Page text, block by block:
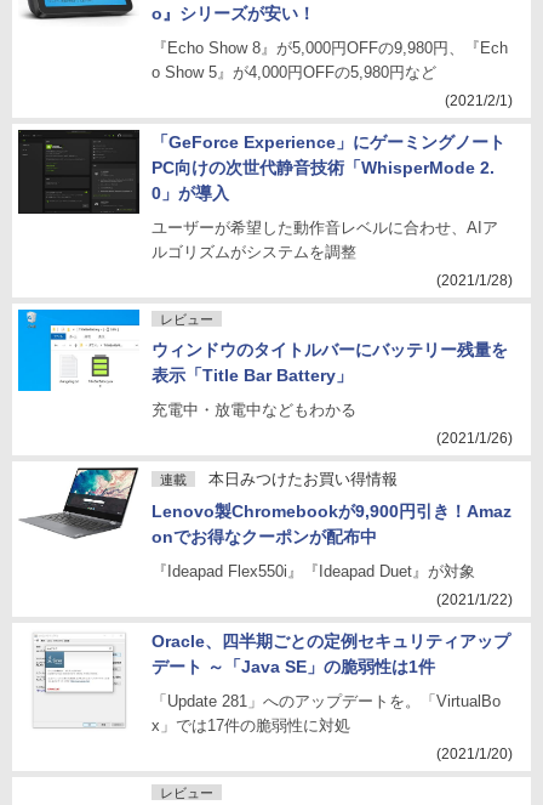
o』シリーズが安い！
『Echo Show 8』が5,000円OFFの9,980円、『Ech
o Show 5』が4,000円OFFの5,980円など
(2021/2/1)
「GeForce Experience」にゲーミングノート
PC向けの次世代静音技術「WhisperMode 2.
0」が導入
ユーザーが希望した動作音レベルに合わせ、AIア
ルゴリズムがシステムを調整
(2021/1/28)
レビュー
ウィンドウのタイトルバーにバッテリー残量を
表示「Title Bar Battery」
充電中・放電中などもわかる
(2021/1/26)
連載 本日みつけたお買い得情報
Lenovo製Chromebookが9,900円引き！Amaz
onでお得なクーポンが配布中
『Ideapad Flex550i』『Ideapad Duet』が対象
(2021/1/22)
Oracle、四半期ごとの定例セキュリティアップ
デート ～「Java SE」の脆弱性は1件
「Update 281」へのアップデートを。「VirtualBo
x」では17件の脆弱性に対処
(2021/1/20)
レビュー